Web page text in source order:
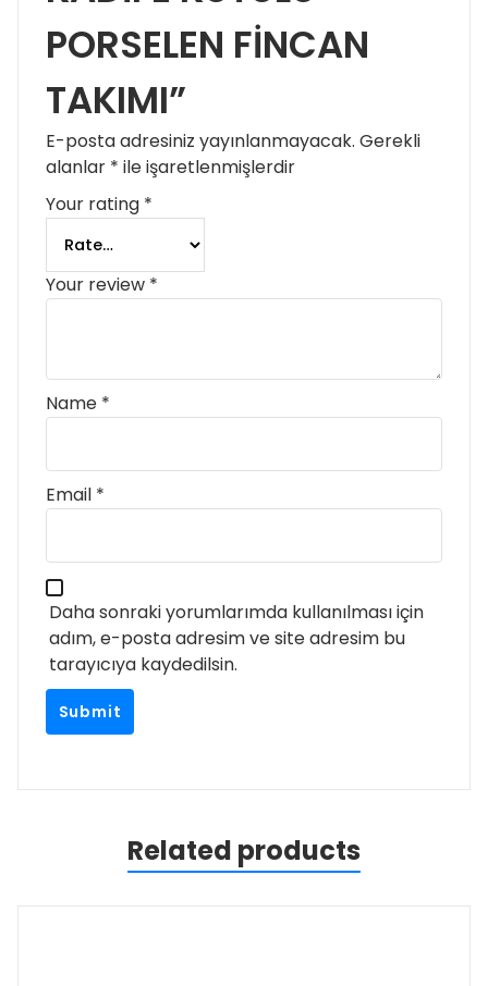
PORSELEN FİNCAN
TAKIMI”
E-posta adresiniz yayınlanmayacak. Gerekli
alanlar * ile işaretlenmişlerdir
Your rating *
Your review *
Name *
Email *
Daha sonraki yorumlarımda kullanılması için
adım, e-posta adresim ve site adresim bu
tarayıcıya kaydedilsin.
Related products